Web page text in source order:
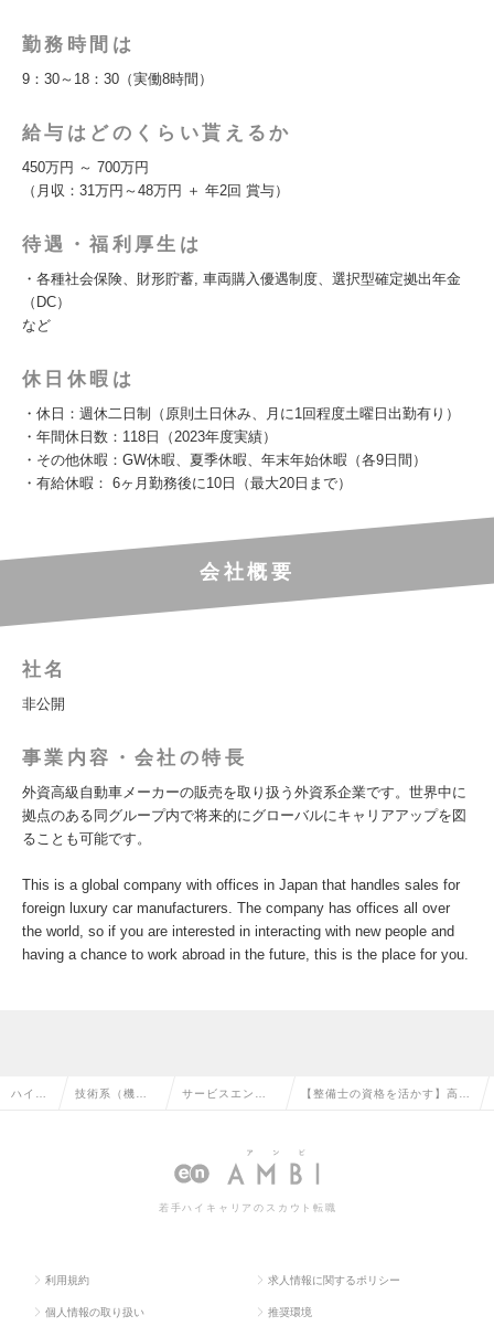
勤務時間は
9：30～18：30（実働8時間）
給与はどのくらい貰えるか
450万円 ～ 700万円
（月収：31万円～48万円 ＋ 年2回 賞与）
待遇・福利厚生は
・各種社会保険、財形貯蓄, 車両購入優遇制度、選択型確定拠出年金
（DC）
など
休日休暇は
・休日：週休二日制（原則土日休み、月に1回程度土曜日出勤有り）
・年間休日数：118日（2023年度実績）
・その他休暇：GW休暇、夏季休暇、年末年始休暇（各9日間）
・有給休暇： 6ヶ月勤務後に10日（最大20日まで）
会社概要
社名
非公開
事業内容・会社の特長
外資高級自動車メーカーの販売を取り扱う外資系企業です。世界中に
拠点のある同グループ内で将来的にグローバルにキャリアアップを図
ることも可能です。
This is a global company with offices in Japan that handles sales for
foreign luxury car manufacturers. The company has offices all over
the world, so if you are interested in interacting with new people and
having a chance to work abroad in the future, this is the place for you.
ハイク 技術系（機 サービスエンジ
メカニックの転
【整備士の資格を活かす】高級
スタンス業務の求人情報
若手ハイキャリアのスカウト転職
利用規約 求人情報に関するポリシー
個人情報の取り扱い 推奨環境